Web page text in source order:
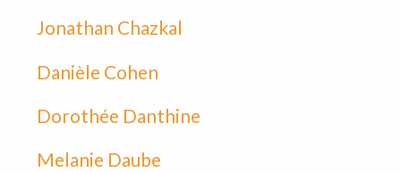
Jonathan Chazkal
Danièle Cohen
Dorothée Danthine
Melanie Daube